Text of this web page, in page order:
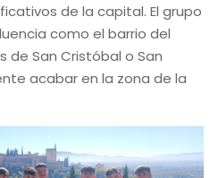
de la capital. El grupo
como el barrio del
de San Cristóbal o San
acabar en la zona de la